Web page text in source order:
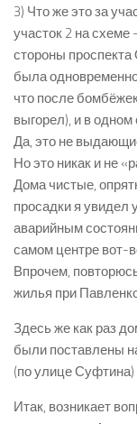
3) Что же это за
участок 2 на
стороны
была
что после
выгорел), и в одном
Да, это не
Но это никак и не
Дома чистые,
просадки я увидел
аварийным
самом центре вот-
Впрочем,
жилья при
Здесь же как раз
были поставлены
(по улице
Итак, возникает